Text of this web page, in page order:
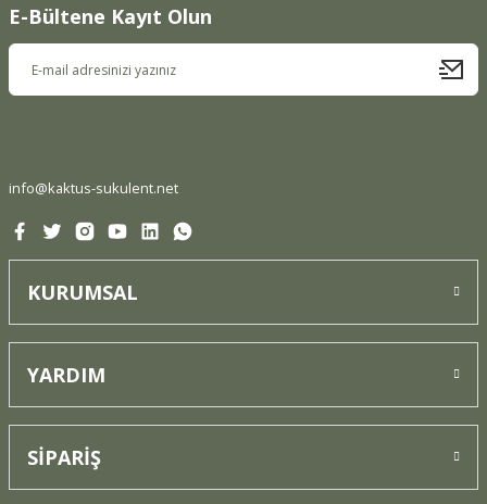
Ürün resmi kalitesiz, bozuk veya görüntülenemiyor.
E-Bültene Kayıt Olun
info@kaktus-sukulent.net
KURUMSAL
YARDIM
SİPARİŞ